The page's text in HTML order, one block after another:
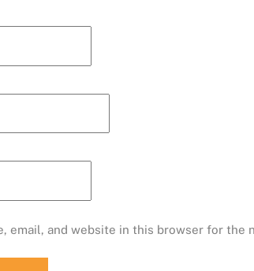
email, and website in this browser for the